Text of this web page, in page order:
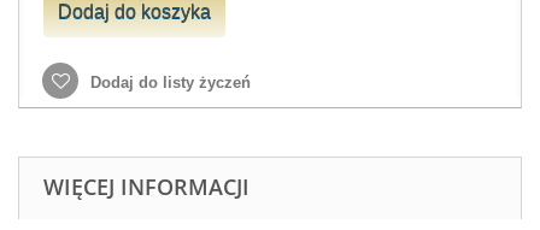
Dodaj do koszyka
Dodaj do listy życzeń
WIĘCEJ INFORMACJI